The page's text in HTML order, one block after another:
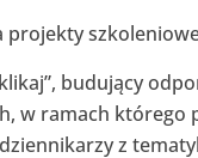
projekty
budujący
w ramach którego
z